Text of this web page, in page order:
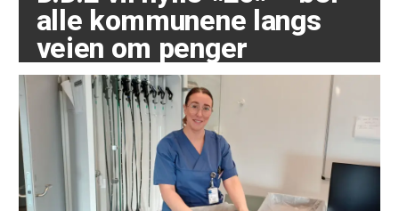
alle kommunene langs
veien om penger